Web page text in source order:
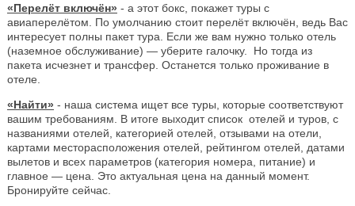
«Перелёт включён» - а этот бокс, покажет туры с
авиаперелётом. По умолчанию стоит перелёт включён, ведь Вас
интересует полны пакет тура. Если же вам нужно только отель
(наземное обслуживание) — уберите галочку. Но тогда из
пакета исчезнет и трансфер. Останется только проживание в
отеле.
«Найти» - наша система ищет все туры, которые соответствуют
вашим требованиям. В итоге выходит список отелей и туров, с
названиями отелей, категорией отелей, отзывами на отели,
картами месторасположения отелей, рейтингом отелей, датами
вылетов и всех параметров (категория номера, питание) и
главное — цена. Это актуальная цена на данный момент.
Бронируйте сейчас.